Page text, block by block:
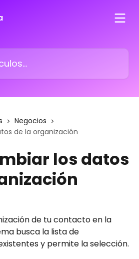
Negocios
de la organización
los datos
de tu contacto en la
busca la lista de
y permite la selección.